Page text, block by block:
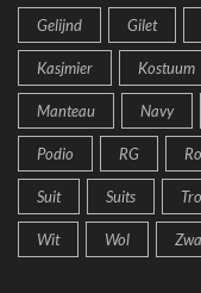
Gelijnd Gilet
Kasjmier Kostuum
Manteau Navy
Podio RG
Suit Suits
Wit Wol